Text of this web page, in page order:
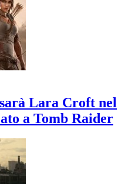
Lara Croft nel
a Tomb Raider